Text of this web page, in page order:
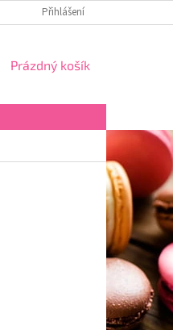
Přihlášení
NÁKUPNÍ
Prázdný košík